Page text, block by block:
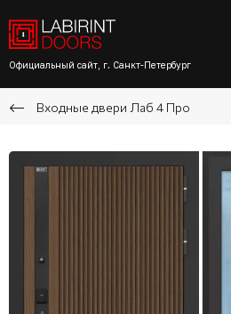
Официальный сайт, г. Санкт-Петербург
Входные двери Лаб 4 Про